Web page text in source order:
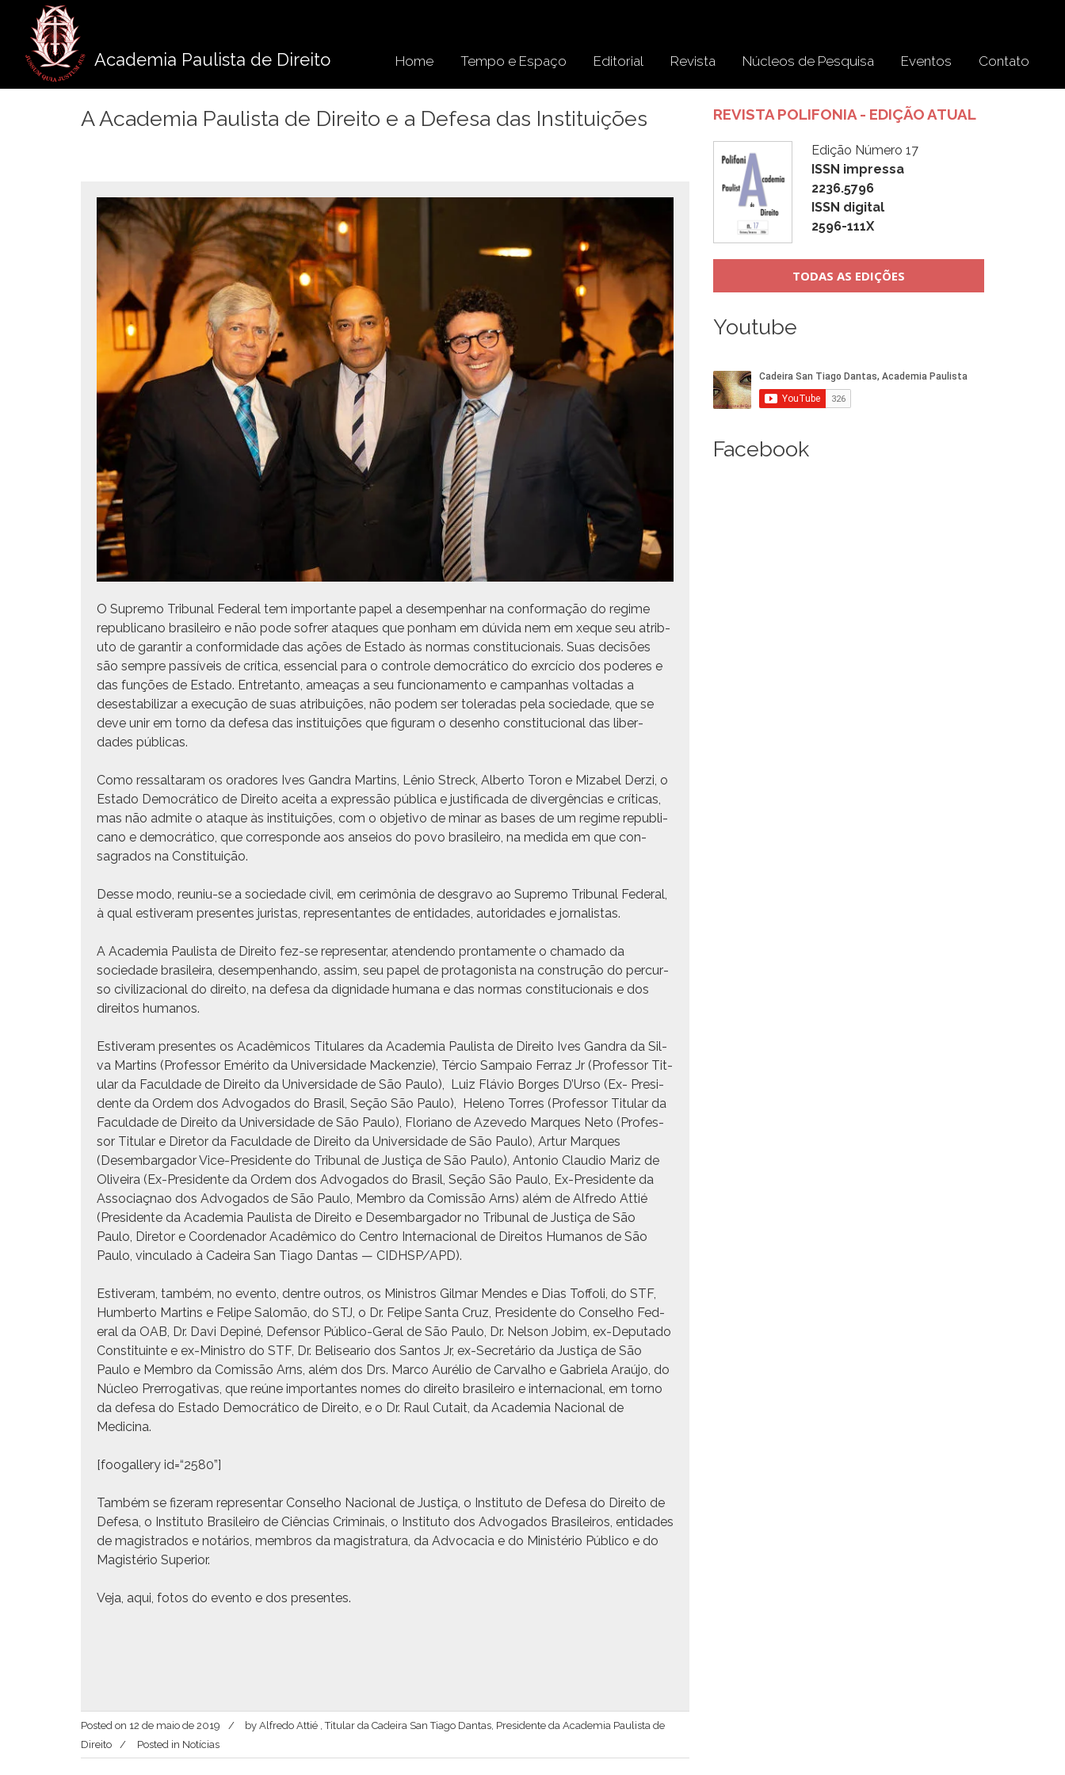
conteúdo
Academia Paulista de Direito Home Tempo e Espaço Editorial Revista Núcleos de Pesquisa Eventos Contato
A Academia Paulista de Direito e a Defesa das Instituições
O Supre­mo Tri­bunal Fed­er­al tem impor­tante papel a desem­pen­har na con­for­mação do regime
repub­li­cano brasileiro e não pode sofr­er ataques que pon­ham em dúvi­da nem em xeque seu atrib­
u­to de garan­tir a con­formi­dade das ações de Esta­do às nor­mas con­sti­tu­cionais. Suas decisões
são sem­pre passíveis de críti­ca, essen­cial para o con­t­role democráti­co do exr­cí­cio dos poderes e
das funções de Esta­do. Entre­tan­to, ameaças a seu fun­ciona­men­to e cam­pan­has voltadas a
deses­ta­bi­lizar a exe­cução de suas atribuições, não podem ser tol­er­adas pela sociedade, que se
deve unir em torno da defe­sa das insti­tu­ições que fig­u­ram o desen­ho con­sti­tu­cional das liber­
dades públicas.
Como ressaltaram os oradores Ives Gan­dra Mar­tins, Lênio Streck, Alber­to Toron e Miz­abel Derzi, o
Esta­do Democráti­co de Dire­ito acei­ta a expressão públi­ca e jus­ti­fi­ca­da de divergên­cias e críti­cas,
mas não admite o ataque às insti­tu­ições, com o obje­ti­vo de minar as bases de um regime repub­li­
cano e democráti­co, que cor­re­sponde aos anseios do povo brasileiro, na medi­da em que con­
sagra­dos na Constituição.
Desse modo, reuniu-se a sociedade civ­il, em cer­imô­nia de des­gra­vo ao Supre­mo Tri­bunal Fed­er­al,
à qual estiver­am pre­sentes juris­tas, rep­re­sen­tantes de enti­dades, autori­dades e jornalistas.
A Acad­e­mia Paulista de Dire­ito fez-se rep­re­sen­tar, aten­den­do pronta­mente o chama­do da
sociedade brasileira, desem­pen­han­do, assim, seu papel de pro­tag­o­nista na con­strução do per­cur­
so civ­i­liza­cional do dire­ito, na defe­sa da dig­nidade humana e das nor­mas con­sti­tu­cionais e dos
dire­itos humanos.
Estiver­am pre­sentes os Acadêmi­cos Tit­u­lares da Acad­e­mia Paulista de Dire­ito Ives Gan­dra da Sil­
va Mar­tins (Pro­fes­sor Eméri­to da Uni­ver­si­dade Macken­zie), Tér­cio Sam­paio Fer­raz Jr (Pro­fes­sor Tit­
u­lar da Fac­ul­dade de Dire­ito da Uni­ver­si­dade de São Paulo), Luiz Flávio Borges D’Ur­so (Ex- Pres­i­
dente da Ordem dos Advo­ga­dos do Brasil, Seção São Paulo), Heleno Tor­res (Pro­fes­sor Tit­u­lar da
Fac­ul­dade de Dire­ito da Uni­ver­si­dade de São Paulo), Flo­ri­ano de Azeve­do Mar­ques Neto (Pro­fes­
sor Tit­u­lar e Dire­tor da Fac­ul­dade de Dire­ito da Uni­ver­si­dade de São Paulo), Artur Mar­ques
(Desem­bar­gador Vice-Pres­i­dente do Tri­bunal de Justiça de São Paulo), Anto­nio Clau­dio Mariz de
Oliveira (Ex-Pres­i­dente da Ordem dos Advo­ga­dos do Brasil, Seção São Paulo, Ex-Pres­i­dente da
Asso­ci­aç­nao dos Advo­ga­dos de São Paulo, Mem­bro da Comis­são Arns) além de Alfre­do Attié
(Pres­i­dente da Acad­e­mia Paulista de Dire­ito e Desem­bar­gador no Tri­bunal de Justiça de São
Paulo, Dire­tor e Coor­de­nador Acadêmi­co do Cen­tro Inter­na­cional de Dire­itos Humanos de São
Paulo, vin­cu­la­do à Cadeira San Tia­go Dan­tas — CIDHSP/APD).
Estiver­am, tam­bém, no even­to, den­tre out­ros, os Min­istros Gilmar Mendes e Dias Tof­foli, do STF,
Hum­ber­to Mar­tins e Felipe Salomão, do STJ, o Dr. Felipe San­ta Cruz, Pres­i­dente do Con­sel­ho Fed­
er­al da OAB, Dr. Davi Depiné, Defen­sor Públi­co-Ger­al de São Paulo, Dr. Nel­son Jobim, ex-Dep­uta­do
Con­sti­tu­inte e ex-Min­istro do STF, Dr. Beliseario dos San­tos Jr, ex-Secretário da Justiça de São
Paulo e Mem­bro da Comis­são Arns, além dos Drs. Mar­co Aurélio de Car­val­ho e Gabriela Araújo, do
Núcleo Pre­rrog­a­ti­vas, que reúne impor­tantes nomes do dire­ito brasileiro e inter­na­cional, em torno
da defe­sa do Esta­do Democráti­co de Dire­ito, e o Dr. Raul Cutait, da Acad­e­mia Nacional de
Medicina.
[foogallery id=“2580”]
Tam­bém se fiz­er­am rep­re­sen­tar Con­sel­ho Nacional de Justiça, o Insti­tu­to de Defe­sa do Dire­ito de
Defe­sa, o Insti­tu­to Brasileiro de Ciên­cias Crim­i­nais, o Insti­tu­to dos Advo­ga­dos Brasileiros, enti­dades
de mag­istra­dos e notários, mem­bros da mag­i­s­tratu­ra, da Advo­ca­cia e do Min­istério Públi­co e do
Mag­istério Superior.
Veja, aqui, fotos do even­to e dos presentes.
Posted on 12 de maio de 2019 by Alfredo Attié , Titular da Cadeira San Tiago Dantas, Presidente da Academia Paulista de
Direito
Posted in Notícias
REVISTA POLIFONIA - EDIÇÃO ATUAL
Edição Número 17
ISSN impressa
2236.5796
ISSN digital
2596-111X
TODAS AS EDIÇÕES
Youtube
Facebook